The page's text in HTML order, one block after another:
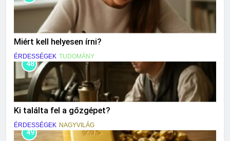
Miért kell helyesen írni?
ÉRDESSÉGEK TUDOMÁNY
48
Ki találta fel a gőzgépet?
ÉRDESSÉGEK NAGYVILÁG
49